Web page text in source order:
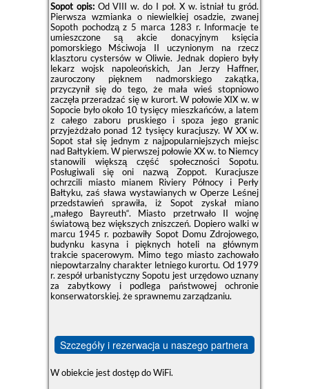
Sopot opis: Od VIII w. do I poł. X w. istniał tu gród.
Pierwsza wzmianka o niewielkiej osadzie, zwanej
Sopoth pochodzą z 5 marca 1283 r. Informacje te
umieszczone są akcie donacyjnym księcia
pomorskiego Mściwoja II uczynionym na rzecz
klasztoru cystersów w Oliwie. Jednak dopiero były
lekarz wojsk napoleońskich, Jan Jerzy Haffner,
zauroczony pięknem nadmorskiego zakątka,
przyczynił się do tego, że mała wieś stopniowo
zaczęła przeradzać się w kurort. W połowie XIX w. w
Sopocie było około 10 tysięcy mieszkańców, a latem
z całego zaboru pruskiego i spoza jego granic
przyjeżdżało ponad 12 tysięcy kuracjuszy. W XX w.
Sopot stał się jednym z najpopularniejszych miejsc
nad Bałtykiem. W pierwszej połowie XX w. to Niemcy
stanowili większą część społeczności Sopotu.
Posługiwali się oni nazwą Zoppot. Kuracjusze
ochrzcili miasto mianem Riviery Północy i Perły
Bałtyku, zaś sława wystawianych w Operze Leśnej
przedstawień sprawiła, iż Sopot zyskał miano
„małego Bayreuth“. Miasto przetrwało II wojnę
światową bez większych zniszczeń. Dopiero walki w
marcu 1945 r. pozbawiły Sopot Domu Zdrojowego,
budynku kasyna i pięknych hoteli na głównym
trakcie spacerowym. Mimo tego miasto zachowało
niepowtarzalny charakter letniego kurortu. Od 1979
r. zespół urbanistyczny Sopotu jest urzędowo uznany
za zabytkowy i podlega państwowej ochronie
konserwatorskiej. że sprawnemu zarządzaniu.
Szczegóły i rezerwacja u naszego partnera
W obiekcie jest dostęp do WiFi.